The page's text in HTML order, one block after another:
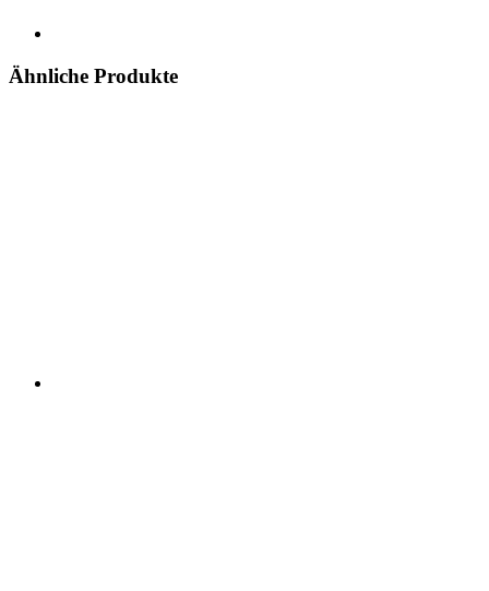
Ähnliche Produkte